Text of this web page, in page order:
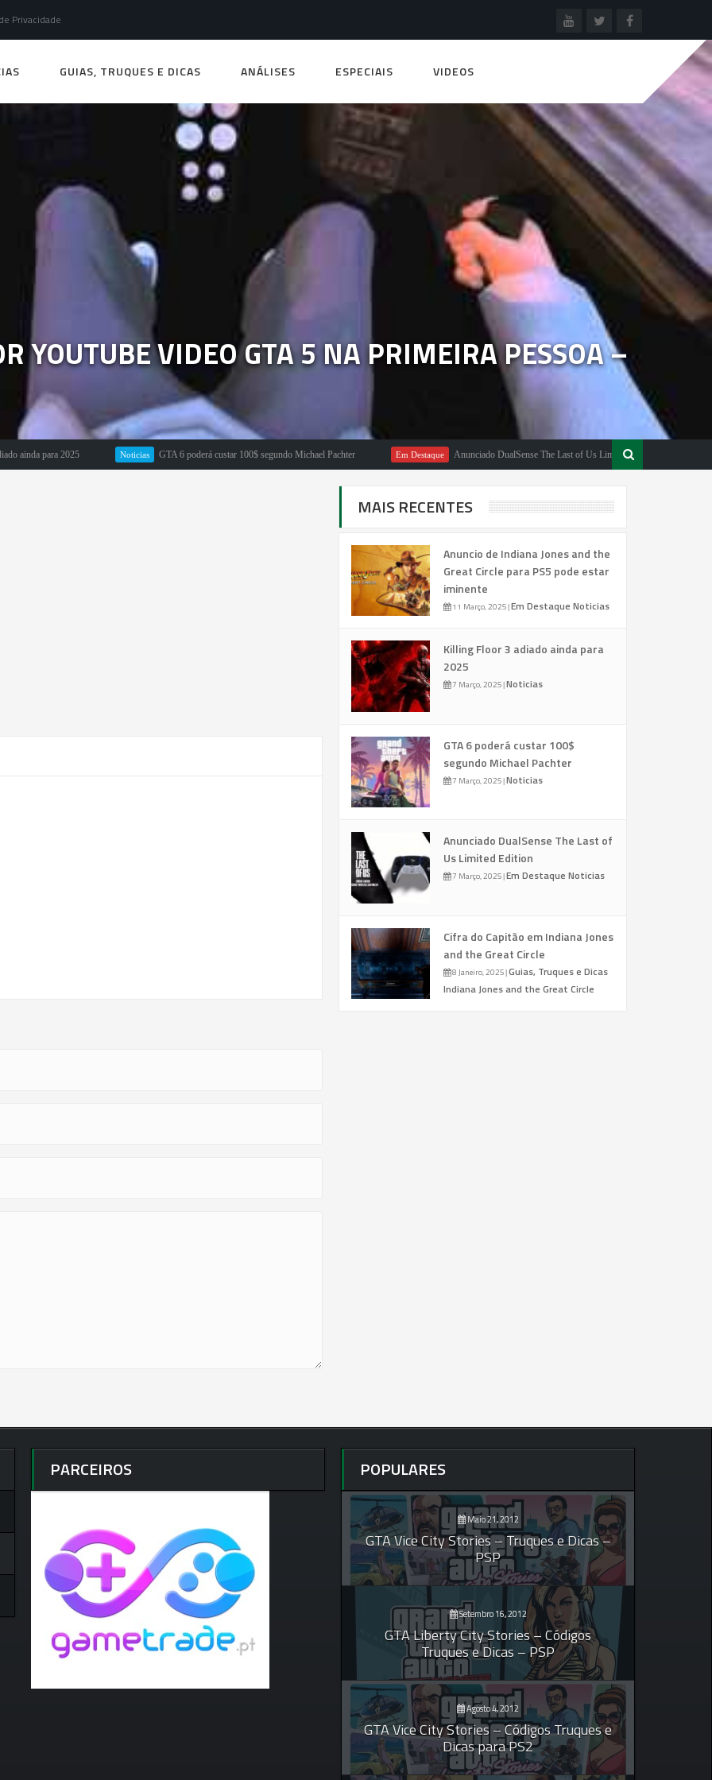
Privacidade
GUIAS, TRUQUES E DICAS ANÁLISES ESPECIAIS VIDEOS
YOUTUBE VIDEO GTA 5 NA PRIMEIRA PESSOA –
para 2025 GTA 6 poderá custar 100$ segundo Michael Pachter Em Destaque Anunciado DualSense The Last of Us Limited Edition
MAIS RECENTES
Anuncio de Indiana Jones and the
Great Circle para PS5 pode estar
iminente
11 Março, 2025|Em Destaque Noticias
Killing Floor 3 adiado ainda para
2025
7 Março, 2025|Noticias
GTA 6 poderá custar 100$
segundo Michael Pachter
7 Março, 2025|Noticias
Anunciado DualSense The Last of
Us Limited Edition
7 Março, 2025|Em Destaque Noticias
Cifra do Capitão em Indiana Jones
and the Great Circle
8 Janeiro, 2025|Guias, Truques e Dicas
Indiana Jones and the Great Circle
PARCEIROS POPULARES
Maio 21, 2012
GTA Vice City Stories – Truques e Dicas –
PSP
Setembro 16, 2012
GTA Liberty City Stories – Códigos
Truques e Dicas – PSP
Agosto 4, 2012
GTA Vice City Stories – Códigos Truques e
Dicas para PS2